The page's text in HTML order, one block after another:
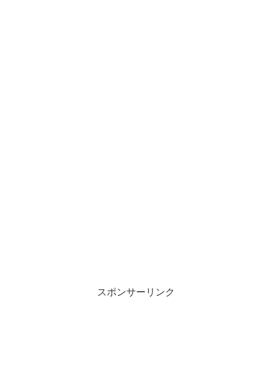
スポンサーリンク